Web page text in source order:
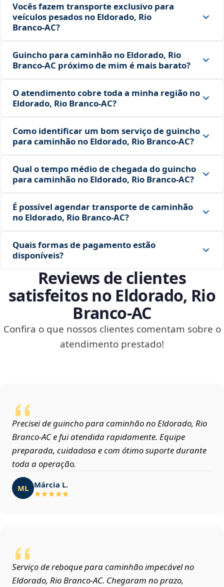
Vocês fazem transporte exclusivo para
veículos pesados no Eldorado, Rio
Branco‑AC?
Guincho para caminhão no Eldorado, Rio
Branco‑AC próximo de mim é mais barato?
O atendimento cobre toda a minha região no
Eldorado, Rio Branco‑AC?
Como identificar um bom serviço de guincho
para caminhão no Eldorado, Rio Branco‑AC?
Qual o tempo médio de chegada do guincho
para caminhão no Eldorado, Rio Branco‑AC?
É possível agendar transporte de caminhão
no Eldorado, Rio Branco‑AC?
Quais formas de pagamento estão
disponíveis?
Reviews de clientes
satisfeitos no Eldorado, Rio
Branco‑AC
Confira o que nossos clientes comentam sobre o
atendimento prestado!
Precisei de guincho para caminhão no Eldorado, Rio
Branco‑AC e fui atendida rapidamente. Equipe
preparada, cuidadosa e com ótimo suporte durante
toda a operação.
ML Márcia L.
Serviço de reboque para caminhão impecável no
Eldorado, Rio Branco‑AC. Chegaram no prazo,